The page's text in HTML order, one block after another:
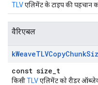
TLVएलिमेंट के टाइप की पहचान
वैरिएबल
kWeaveTLVCopyChunk
const size_t
किसीTLVएलिमेंट को रीडर